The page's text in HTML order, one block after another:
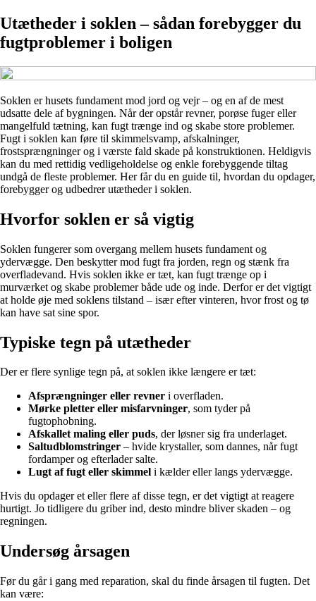
Utætheder i soklen – sådan forebygger du
fugtproblemer i boligen
Soklen er husets fundament mod jord og vejr – og en af de mest
udsatte dele af bygningen. Når der opstår revner, porøse fuger eller
mangelfuld tætning, kan fugt trænge ind og skabe store problemer.
Fugt i soklen kan føre til skimmelsvamp, afskalninger,
frostsprængninger og i værste fald skade på konstruktionen. Heldigvis
kan du med rettidig vedligeholdelse og enkle forebyggende tiltag
undgå de fleste problemer. Her får du en guide til, hvordan du opdager,
forebygger og udbedrer utætheder i soklen.
Hvorfor soklen er så vigtig
Soklen fungerer som overgang mellem husets fundament og
ydervægge. Den beskytter mod fugt fra jorden, regn og stænk fra
overfladevand. Hvis soklen ikke er tæt, kan fugt trænge op i
murværket og skabe problemer både ude og inde. Derfor er det vigtigt
at holde øje med soklens tilstand – især efter vinteren, hvor frost og tø
kan have sat sine spor.
Typiske tegn på utætheder
Der er flere synlige tegn på, at soklen ikke længere er tæt:
Afsprængninger eller revner i overfladen.
Mørke pletter eller misfarvninger, som tyder på
fugtophobning.
Afskallet maling eller puds, der løsner sig fra underlaget.
Saltudblomstringer – hvide krystaller, som dannes, når fugt
fordamper og efterlader salte.
Lugt af fugt eller skimmel i kælder eller langs ydervægge.
Hvis du opdager et eller flere af disse tegn, er det vigtigt at reagere
hurtigt. Jo tidligere du griber ind, desto mindre bliver skaden – og
regningen.
Undersøg årsagen
Før du går i gang med reparation, skal du finde årsagen til fugten. Det
kan være: